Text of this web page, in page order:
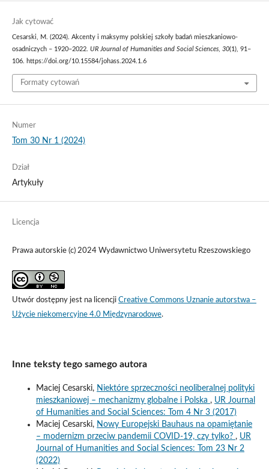
Jak cytować
Cesarski, M. (2024). Akcenty i maksymy polskiej szkoły badań mieszkaniowo-
osadniczych – 1920–2022. UR Journal of Humanities and Social Sciences, 30(1), 91–
106. https://doi.org/10.15584/johass.2024.1.6
Formaty cytowań
Numer
Tom 30 Nr 1 (2024)
Dział
Artykuły
Licencja
Prawa autorskie (c) 2024 Wydawnictwo Uniwersytetu Rzeszowskiego
Utwór dostępny jest na licencji Creative Commons Uznanie autorstwa –
Użycie niekomercyjne 4.0 Międzynarodowe.
Inne teksty tego samego autora
Maciej Cesarski, Niektóre sprzeczności neoliberalnej polityki
mieszkaniowej – mechanizmy globalne i Polska , UR Journal
of Humanities and Social Sciences: Tom 4 Nr 3 (2017)
Maciej Cesarski, Nowy Europejski Bauhaus na opamiętanie
– modernizm przeciw pandemii COVID-19, czy tylko? , UR
Journal of Humanities and Social Sciences: Tom 23 Nr 2
(2022)